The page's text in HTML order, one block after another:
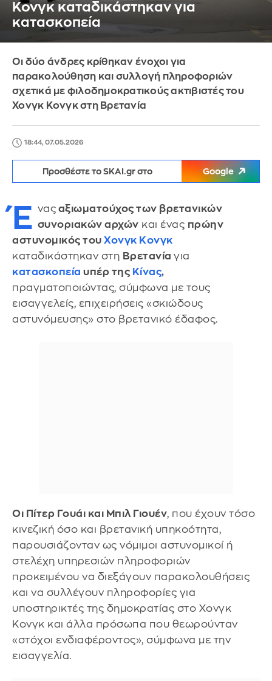
Κονγκ καταδικάστηκαν για
κατασκοπεία
Οι δύο άνδρες κρίθηκαν ένοχοι για
παρακολούθηση και συλλογή πληροφοριών
σχετικά με φιλοδημοκρατικούς ακτιβιστές του
Χονγκ Κονγκ στη Βρετανία
18:44, 07.05.2026
Προσθέστε το SKAI.gr στο Google
Έ νας αξιωματούχος των βρετανικών
συνοριακών αρχών και ένας πρώην
αστυνομικός του Χονγκ Κονγκ
καταδικάστηκαν στη Βρετανία για
κατασκοπεία υπέρ της Κίνας,
πραγματοποιώντας, σύμφωνα με τους
εισαγγελείς, επιχειρήσεις «σκιώδους
αστυνόμευσης» στο βρετανικό έδαφος.
Οι Πίτερ Γουάι και Μπιλ Γιουέν, που έχουν τόσο
κινεζική όσο και βρετανική υπηκοότητα,
παρουσιάζονταν ως νόμιμοι αστυνομικοί ή
στελέχη υπηρεσιών πληροφοριών
προκειμένου να διεξάγουν παρακολουθήσεις
και να συλλέγουν πληροφορίες για
υποστηρικτές της δημοκρατίας στο Χονγκ
Κονγκ και άλλα πρόσωπα που θεωρούνταν
«στόχοι ενδιαφέροντος», σύμφωνα με την
εισαγγελία.